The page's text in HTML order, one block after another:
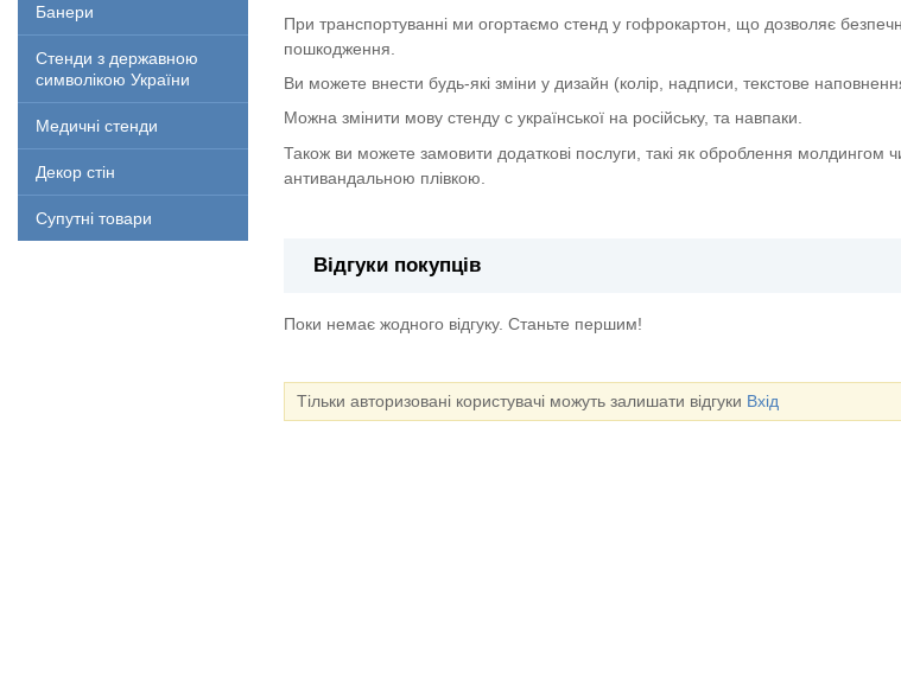
Банери
Стенди з державною
символікою України
Медичні стенди
Декор стін
Супутні товари
При транспортуванні ми огортаємо стенд у гофрокартон, що дозволяє
пошкодження.
Ви можете внести будь-які зміни у дизайн (колір, надписи, текстове
Можна змінити мову стенду с української на російську, та навпаки.
Також ви можете замовити додаткові послуги, такі як оброблення молдингом
антивандальною плівкою.
Відгуки покупців
Поки немає жодного відгуку. Станьте першим!
Тільки авторизовані користувачі можуть залишати відгуки Вхід